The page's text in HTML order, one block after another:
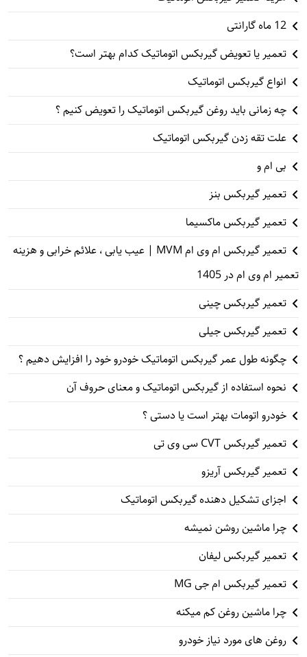
12 ماه گارانتی
تعمیر یا تعویض گیربکس اتوماتیک کدام بهتر است؟
انواع گیربکس اتوماتیک
چه زمانی باید روغن گیربکس اتوماتیک را تعویض کنیم ؟
علت تقه زدن گیربکس اتوماتیک
بی ام و
تعمیر گیربکس بنز
تعمیر گیربکس ماکسیما
تعمیر گیربکس ام وی ام MVM | عیب یابی ، علائم خرابی و هزینه
تعمیر ام وی ام در 1405
تعمیر گیربکس چینی
تعمیر گیربکس جیلی
چگونه طول عمر گیربکس اتوماتیک خودرو خود را افزایش دهیم ؟
نحوه استفاده از گیربکس اتوماتیک و معنای حروف آن
خودرو اتومات بهتر است یا دستی ؟
تعمیر گیربکس CVT سی وی تی
تعمیر گیربکس آریزو
اجزای تشکیل دهنده گیربکس اتوماتیک
چرا ماشین روشن نمیشه
تعمیر گیربکس لیفان
تعمیر گیربکس ام جی MG
چرا ماشین روغن کم میکنه
روغن های مورد نیاز خودرو